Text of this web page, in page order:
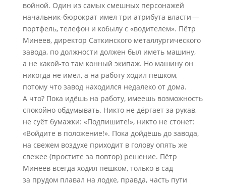
войной. Один из самых смешных персонажей
начальник-бюрократ имел три атрибута власти —
портфель, телефон и кобылу с «водителем». Пётр
Минеев, директор Саткинского металлургического
завода, по должности должен был иметь машину,
а не какой-то там конный экипаж. Но машину он
никогда не имел, а на работу ходил пешком,
потому что завод находился недалеко от дома.
А что? Пока идёшь на работу, имеешь возможность
спокойно обдумывать. Никто не дёргает за рукав,
не суёт бумажки: «Подпишите!», никто не стонет:
«Войдите в положение!». Пока дойдёшь до завода,
на свежем воздухе приходит в голову опять же
свежее (простите за повтор) решение. Пётр
Минеев всегда ходил пешком, только в сад
за прудом плавал на лодке, правда, часть пути